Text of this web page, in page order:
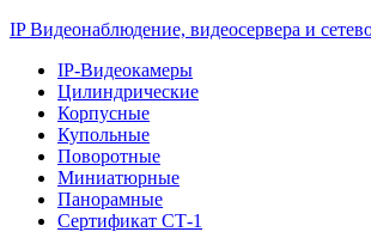
IP Видеонаблюдение, видеосервера и
IP-Видеокамеры
Цилиндрические
Корпусные
Купольные
Поворотные
Миниатюрные
Панорамные
Сертификат СТ-1